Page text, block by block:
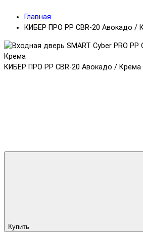
Главная
КИБЕР ПРО PP CBR-20 Авокадо /
КИБЕР ПРО PP CBR-20 Авокадо / Крема
Купить